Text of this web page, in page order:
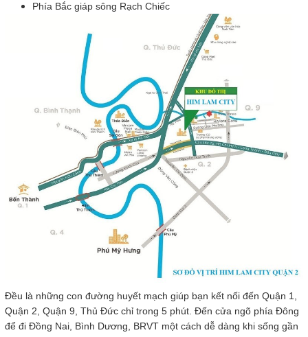
Phía Bắc giáp sông Rạch Chiếc
Đều là những con đường huyết mạch giúp bạn kết nối đến Quận 1,
Quận 2, Quận 9, Thủ Đức chỉ trong 5 phút. Đến cửa ngõ phía Đông
để đi Đồng Nai, Bình Dương, BRVT một cách dễ dàng khi sống gần